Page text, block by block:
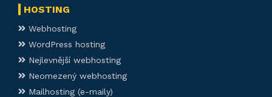
HOSTING
Webhosting
WordPress hosting
Nejlevnější webhosting
Neomezený webhosting
Mailhosting (e-maily)